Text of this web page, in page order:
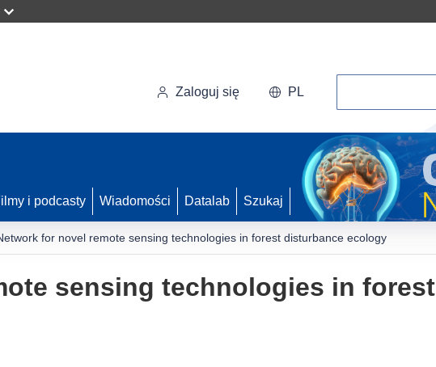
Zaloguj się PL
i podcasty Wiadomości Datalab Szukaj
for novel remote sensing technologies in forest disturbance ecology
sensing technologies in forest